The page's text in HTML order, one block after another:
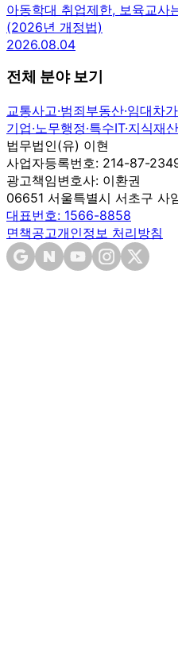
아동학대 취업제한, 보육교사
(2026년 개정법)
2026.08.04
전체 분야 보기
교통사고·범죄부동산·임대차
기업·노무행정·특수IT·지식재산
법무법인(유) 이현
사업자등록번호: 214-87-
광고책임변호사: 이환권
06651 서울특별시 서초구 사
대표번호: 1566-8858
면책공고개인정보 처리방침